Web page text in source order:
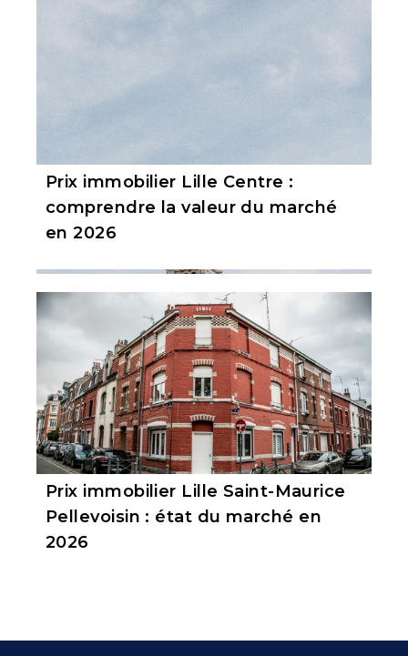
Prix immobilier Lille Centre :
comprendre la valeur du marché
en 2026
Prix immobilier Lille Saint-Maurice
Pellevoisin : état du marché en
2026